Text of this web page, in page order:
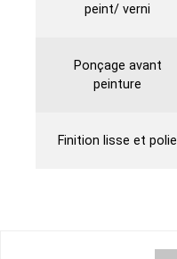
peint/ verni
Ponçage avant
peinture
Finition lisse et polie